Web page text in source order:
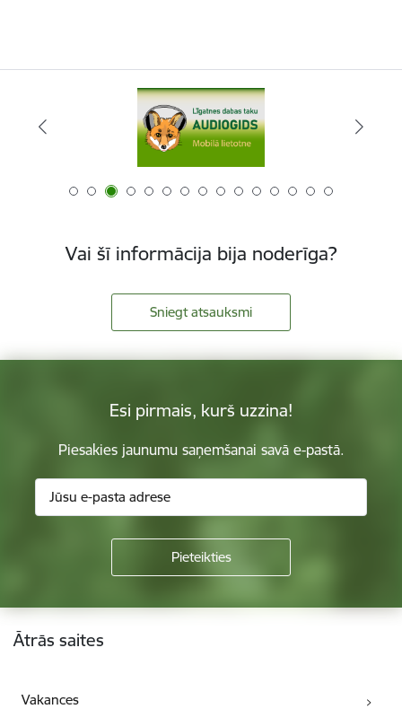
Vai šī informācija bija noderīga?
Sniegt atsauksmi
Esi pirmais, kurš uzzina!
Piesakies jaunumu saņemšanai savā e-pastā.
Kājene
Ātrās saites
Vakances